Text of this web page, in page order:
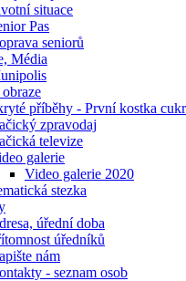
situace
Pas
seniorů
Média
příběhy - První kostka
zpravodaj
televize
galerie
Video galerie 2020
stezka
úřední doba
úředníků
nám
- seznam osob